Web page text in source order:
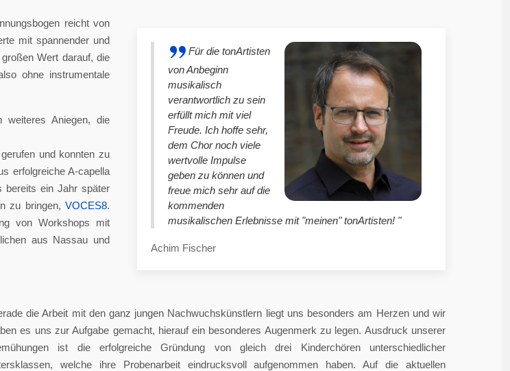
Für die tonArtisten
von Anbeginn
musikalisch
verantwortlich zu sein
erfüllt mich mit viel
Freude. Ich hoffe sehr,
dem Chor noch viele
wertvolle Impulse
geben zu können und
freue mich sehr auf die
kommenden
musikalischen Erlebnisse mit "meinen" tonArtisten! "
Achim Fischer
reicht von
mit spannender und
Wert darauf, die
ohne instrumentale
weiteres Aniegen, die
und konnten zu
erfolgreiche A-capella
bereits ein Jahr später
zu bringen, VOCES8.
von Workshops mit
aus Nassau und
die Arbeit mit den ganz jungen Nachwuchskünstlern liegt uns besonders am Herzen und wir
es uns zur Aufgabe gemacht, hierauf ein besonderes Augenmerk zu legen. Ausdruck unserer
ist die erfolgreiche Gründung von gleich drei Kinderchören unterschiedlicher
welche ihre Probenarbeit eindrucksvoll aufgenommen haben. Auf die aktuellen